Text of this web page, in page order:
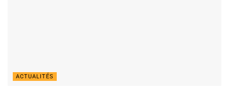
ACTUALITÉS